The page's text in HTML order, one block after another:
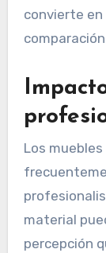
convierte en
Los
material
percepción